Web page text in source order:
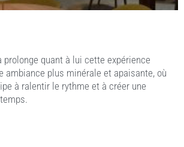
prolonge quant à lui cette expérience
ambiance plus minérale et apaisante, où
à ralentir le rythme et à créer une